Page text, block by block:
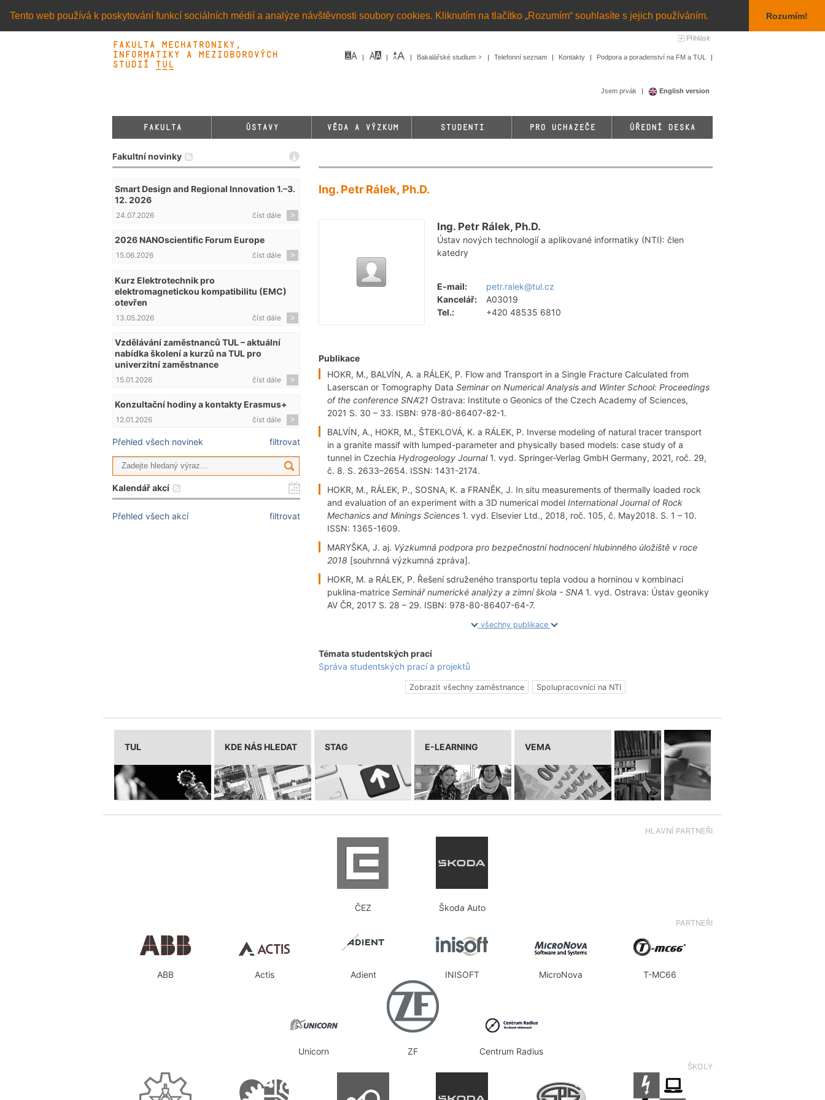
Tento web používá k poskytování funkcí sociálních médií a analýze návštěvnosti soubory cookies. Kliknutím na tlačítko „Rozumím“ souhlasíte s jejich používáním. Rozumím!
Přihlásit
Fakulta mechatroniky,
informatiky a mezioborových
studií TUL&
Bakalářské studium Telefonní seznam Kontakty Podpora a poradenství na FM a TUL
Jsem prvák English version
FAKULTA ÚSTAVY VĚDA A VÝZKUM STUDENTI PRO UCHAZEČE ÚŘEDNÍ DESKA
Fakultní novinky
Smart Design and Regional Innovation 1.–3.
12. 2026
číst dále
24.07.2026
2026 NANOscientific Forum Europe
číst dále
15.06.2026
Kurz Elektrotechnik pro
elektromagnetickou kompatibilitu (EMC)
otevřen
číst dále
13.05.2026
Vzdělávání zaměstnanců TUL – aktuální
nabídka školení a kurzů na TUL pro
univerzitní zaměstnance
číst dále
15.01.2026
Konzultační hodiny a kontakty Erasmus+
číst dále
12.01.2026
Přehled všech novinek filtrovat
Kalendář akcí
Přehled všech akcí filtrovat
Ing. Petr Rálek, Ph.D.
Ing. Petr Rálek, Ph.D.
Ústav nových technologií a aplikované informatiky (NTI): člen
katedry
E-mail:
petr.ralek@tul.cz
Kancelář:
A03019
Tel.:
+420 48535 6810
Publikace
HOKR, M., BALVÍN, A. a RÁLEK, P. Flow and Transport in a Single Fracture Calculated from
Laserscan or Tomography Data Seminar on Numerical Analysis and Winter School: Proceedings
of the conference SNA‘21 Ostrava: Institute o Geonics of the Czech Academy of Sciences,
2021 S. 30 – 33. ISBN: 978-80-86407-82-1.
BALVÍN, A., HOKR, M., ŠTEKLOVÁ, K. a RÁLEK, P. Inverse modeling of natural tracer transport
in a granite massif with lumped-parameter and physically based models: case study of a
tunnel in Czechia Hydrogeology Journal1. vyd. Springer-Verlag GmbH Germany, 2021, roč. 29,
č. 8. S. 2633–2654. ISSN: 1431-2174.
HOKR, M., RÁLEK, P., SOSNA, K. a FRANĚK, J. In situ measurements of thermally loaded rock
and evaluation of an experiment with a 3D numerical model International Journal of Rock
Mechanics and Minings Sciences 1. vyd. Elsevier Ltd., 2018, roč. 105, č. May2018. S. 1 – 10.
ISSN: 1365-1609.
MARYŠKA, J. aj. Výzkumná podpora pro bezpečnostní hodnocení hlubinného úložiště v roce
2018 [souhrnná výzkumná zpráva].
HOKR, M. a RÁLEK, P. Řešení sdruženého transportu tepla vodou a horninou v kombinaci
puklina-matrice Seminář numerické analýzy a zimní škola - SNA 1. vyd. Ostrava: Ústav geoniky
AV ČR, 2017 S. 28 – 29. ISBN: 978-80-86407-64-7.
všechny publikace
Témata studentských prací
Správa studentských prací a projektů
Zobrazit všechny zaměstnance Spolupracovníci na NTI
TUL KDE NÁS HLEDAT STAG E-LEARNING VEMA
HLAVNÍ PARTNEŘI
ČEZ Škoda Auto
PARTNEŘI
ABB Actis Adient INISOFT MicroNova T-MC66
Unicorn ZF Centrum Radius
ŠKOLY